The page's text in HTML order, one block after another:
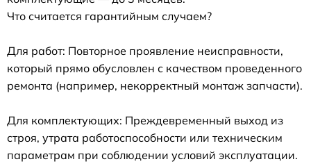
Что считается гарантийным случаем?
Для работ: Повторное проявление неисправности,
который прямо обусловлен с качеством проведенного
ремонта (например, некорректный монтаж запчасти).
Для комплектующих: Преждевременный выход из
строя, утрата работоспособности или техническим
параметрам при соблюдении условий эксплуатации.